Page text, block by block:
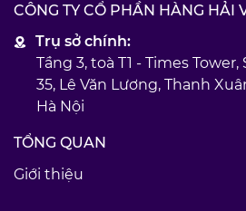
CÔNG TY CỔ PHẦN HÀNG HẢI
Trụ sở chính:
Tầng 3, toà T1 - Times Tower,
35, Lê Văn Lương, Thanh
Hà Nội
TỔNG QUAN
Giới thiệu